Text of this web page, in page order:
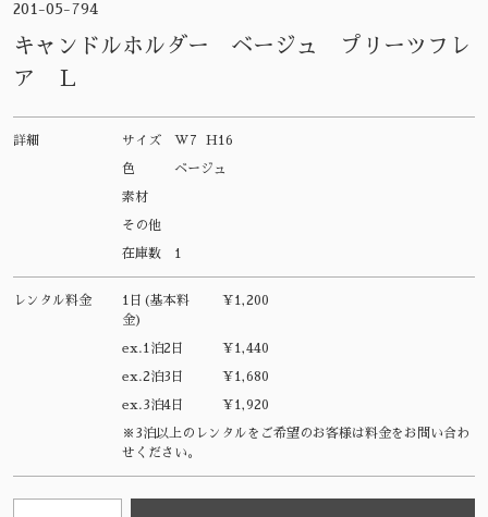
201-05-794
キャンドルホルダー ベージュ プリーツフレ
ア Ｌ
詳細 サイズ W7 H16
色 ベージュ
素材
その他
在庫数 1
レンタル料金
1日(基本料
金)
¥1,200
ex.1泊2日 ¥1,440
ex.2泊3日 ¥1,680
ex.3泊4日 ¥1,920
※3泊以上のレンタルをご希望のお客様は料金をお問い合わ
せください。